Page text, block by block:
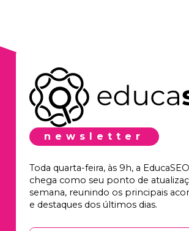
newsletter
Toda quarta-feira, às 9h, a
chega como seu ponto de
semana, reunindo os principais
e destaques dos últimos dias.